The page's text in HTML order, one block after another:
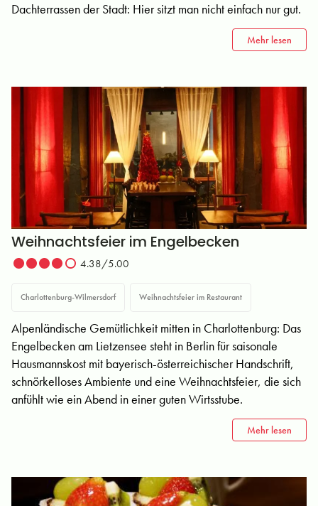
Dachterrassen der Stadt: Hier sitzt man nicht einfach nur gut.
Mehr lesen
Weihnachtsfeier im Engelbecken
4.38/5.00
Charlottenburg-Wilmersdorf Weihnachtsfeier im Restaurant
Alpenländische Gemütlichkeit mitten in Charlottenburg: Das
Engelbecken am Lietzensee steht in Berlin für saisonale
Hausmannskost mit bayerisch-österreichischer Handschrift,
schnörkelloses Ambiente und eine Weihnachtsfeier, die sich
anfühlt wie ein Abend in einer guten Wirtsstube.
Mehr lesen